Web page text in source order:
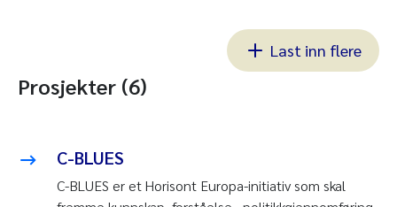
Last inn flere
Prosjekter (6)
C-BLUES
C-BLUES er et Horisont Europa-initiativ som skal